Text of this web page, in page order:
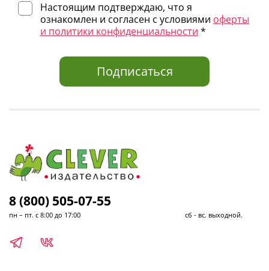
Настоящим подтверждаю, что я
ознакомлен и согласен с условиями оферты
и политики конфиденциальности *
Подписаться
8 (800) 505-07-55
пн – пт. с 8:00 до 17:00 сб - вс. выходной.